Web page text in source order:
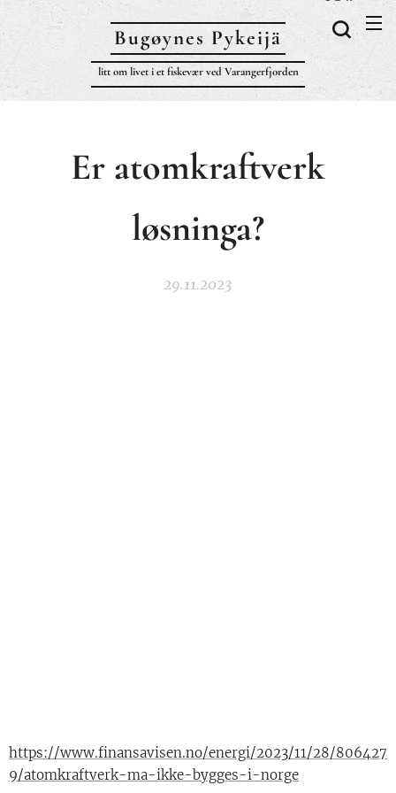
Bugøynes Pykeijä
litt om livet i et fiskevær ved Varangerfjorden
Er atomkraftverk
løsninga?
29.11.2023
https://www.finansavisen.no/energi/2023/11/28/806427
9/atomkraftverk-ma-ikke-bygges-i-norge